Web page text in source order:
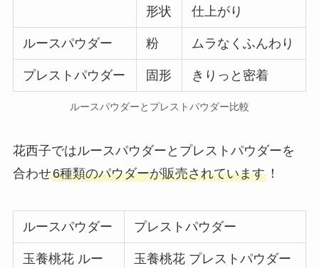
形状 仕上がり
ルースパウダー 粉 ムラなくふんわり
プレストパウダー 固形 きりっと密着
ルースパウダーとプレストパウダー比較
花西子ではルースパウダーとプレストパウダーを
合わせ6種類のパウダーが販売されています！
ルースパウダー プレストパウダー
玉養桃花 ルー
玉養桃花 プレストパウダー